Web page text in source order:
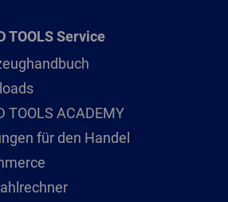
TOOLS Service
TOOLS ACADEMY
für den Handel